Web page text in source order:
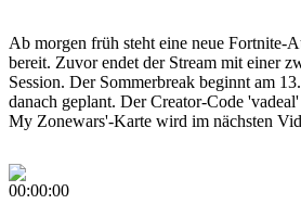
Ab morgen früh steht eine neue Fortnite-
bereit. Zuvor endet der Stream mit einer
Session. Der Sommerbreak beginnt am
danach geplant. Der Creator-Code
My Zonewars'-Karte wird im nächsten
00:00:00